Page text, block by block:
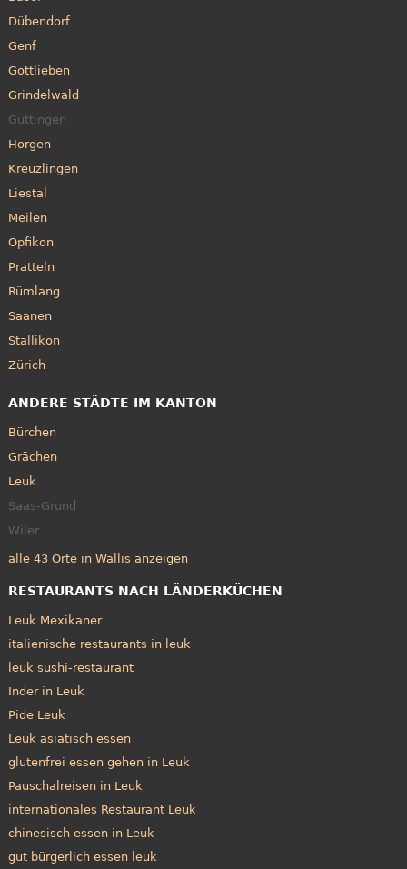
Dübendorf
Genf
Gottlieben
Grindelwald
Güttingen
Horgen
Kreuzlingen
Liestal
Meilen
Opfikon
Pratteln
Rümlang
Saanen
Stallikon
Zürich
ANDERE STÄDTE IM KANTON
Bürchen
Grächen
Leuk
Saas-Grund
Wiler
alle 43 Orte in Wallis anzeigen
RESTAURANTS NACH LÄNDERKÜCHEN
Leuk Mexikaner
italienische restaurants in leuk
leuk sushi-restaurant
Inder in Leuk
Pide Leuk
Leuk asiatisch essen
glutenfrei essen gehen in Leuk
Pauschalreisen in Leuk
internationales Restaurant Leuk
chinesisch essen in Leuk
gut bürgerlich essen leuk